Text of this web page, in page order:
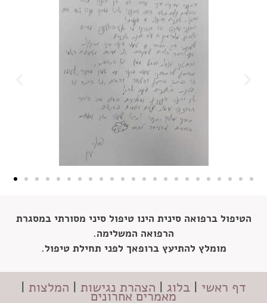
הטיפול ברפואה סינית הינו טיפול סיני מסורתי במסגרת
הרפואה המשלימה.
מומלץ להתיעץ ברופאך לפני תחילת טיפול.
דף ראשי| בלוג| הצהרת נגישות| המלצות| מאמרים אחרונים